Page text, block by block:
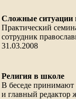
Сложные ситуации
Практический
сотрудник
31.03.2008
Религия в школе
В беседе принимают
и главный